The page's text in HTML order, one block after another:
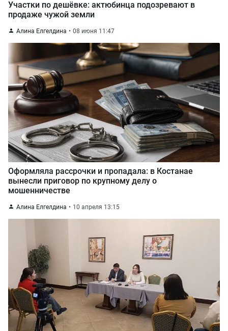
Участки по дешёвке: актюбинца подозревают в
продаже чужой земли
Алина Елгелдина 08 июня 11:47
Оформляла рассрочки и пропадала: в Костанае
вынесли приговор по крупному делу о
мошенничестве
Алина Елгелдина 10 апреля 13:15